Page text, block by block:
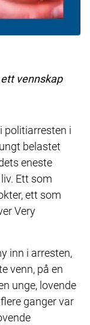
vennskap
politiarresten i
belastet
eneste
Ett som
ett som
Very
inn i arresten,
venn, på en
unge, lovende
ganger var